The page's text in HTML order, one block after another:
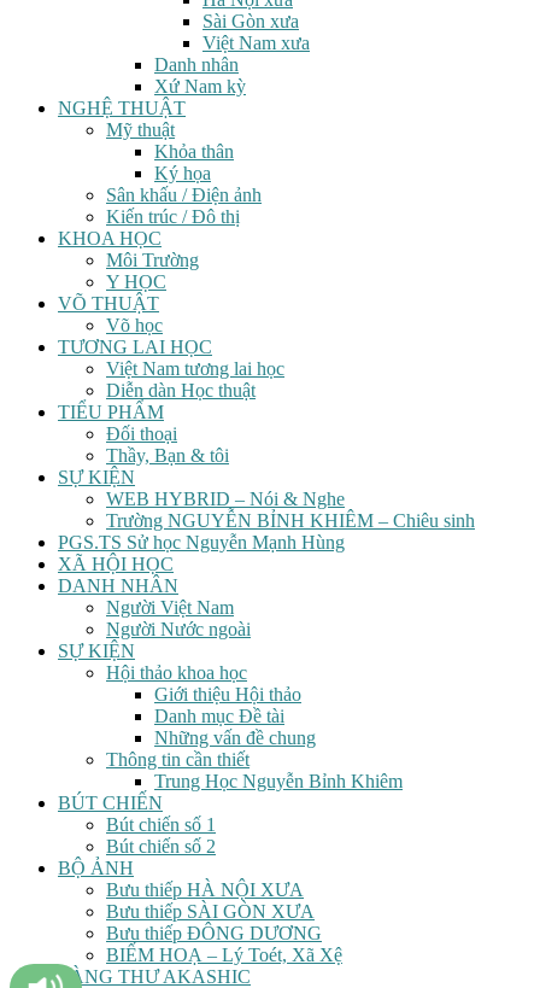
Sài Gòn xưa
Việt Nam xưa
Danh nhân
Xứ Nam kỳ
NGHỆ THUẬT
Mỹ thuật
Khỏa thân
Ký họa
Sân khấu / Điện ảnh
Kiến trúc / Đô thị
KHOA HỌC
Môi Trường
Y HỌC
VÕ THUẬT
Võ học
TƯƠNG LAI HỌC
Việt Nam tương lai học
Diễn dàn Học thuật
TIỂU PHẨM
Đối thoại
Thầy, Bạn & tôi
SỰ KIỆN
WEB HYBRID – Nói & Nghe
Trường NGUYỄN BỈNH KHIÊM – Chiêu sinh
PGS.TS Sử học Nguyễn Mạnh Hùng
XÃ HỘI HỌC
DANH NHÂN
Người Việt Nam
Người Nước ngoài
SỰ KIỆN
Hội thảo khoa học
Giới thiệu Hội thảo
Danh mục Đề tài
Những vấn đề chung
Thông tin cần thiết
Trung Học Nguyễn Bỉnh Khiêm
BÚT CHIẾN
Bút chiến số 1
Bút chiến số 2
BỘ ẢNH
Bưu thiếp HÀ NỘI XƯA
Bưu thiếp SÀI GÒN XƯA
Bưu thiếp ĐÔNG DƯƠNG
BIẾM HOẠ – Lý Toét, Xã Xệ
TÀNG THƯ AKASHIC